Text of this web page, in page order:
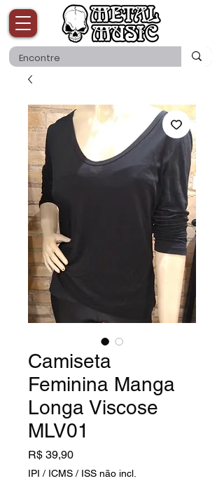
Camiseta
Feminina Manga
Longa Viscose
MLV01
R$ 39,90Preço
IPI / ICMS / ISS não incl.